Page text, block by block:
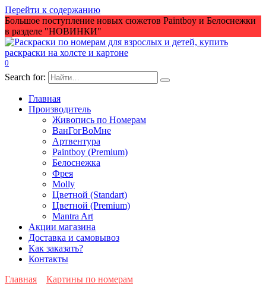
Перейти к содержанию
Большое поступление новых сюжетов Paintboy и Белоснежки
в разделе "НОВИНКИ"
0
Search for:
Главная
Производитель
Живопись по Номерам
ВанГогВоМне
Артвентура
Paintboy (Premium)
Белоснежка
Фрея
Molly
Цветной (Standart)
Цветной (Premium)
Mantra Art
Акции магазина
Доставка и самовывоз
Как заказать?
Контакты
Главная
Картины по номерам